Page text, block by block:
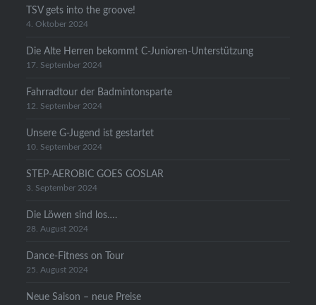
TSV gets into the groove!
4. Oktober 2024
Die Alte Herren bekommt C-Junioren-Unterstützung
17. September 2024
Fahrradtour der Badmintonsparte
12. September 2024
Unsere G-Jugend ist gestartet
10. September 2024
STEP-AEROBIC GOES GOSLAR
3. September 2024
Die Löwen sind los….
28. August 2024
Dance-Fitness on Tour
25. August 2024
Neue Saison – neue Preise